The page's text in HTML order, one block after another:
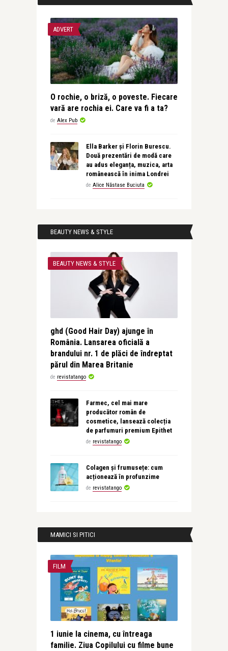
ADVERT
O rochie, o briză, o poveste. Fiecare
vară are rochia ei. Care va fi a ta?
de Alex Pub
Ella Barker și Florin Burescu.
Două prezentări de modă care
au adus eleganța, muzica, arta
românească în inima Londrei
de Alice Năstase Buciuta
BEAUTY NEWS & STYLE
BEAUTY NEWS & STYLE
ghd (Good Hair Day) ajunge în
România. Lansarea oficială a
brandului nr. 1 de plăci de îndreptat
părul din Marea Britanie
de revistatango
Farmec, cel mai mare
producător român de
cosmetice, lansează colecția
de parfumuri premium Epithet
de revistatango
Colagen și frumusețe: cum
acționează în profunzime
de revistatango
MAMICI SI PITICI
FILM
1 iunie la cinema, cu întreaga
familie. Ziua Copilului cu filme bune